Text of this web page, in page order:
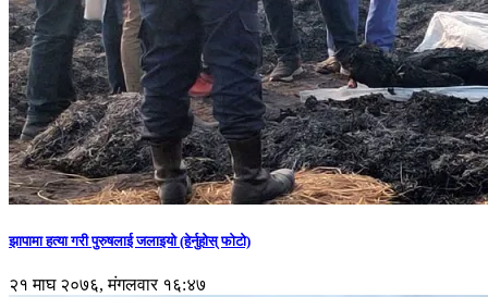
झापामा हत्या गरी पुरुषलाई जलाइयो (हेर्नुहाेस् फाेटाे)
२१ माघ २०७६, मंगलवार १६:४७